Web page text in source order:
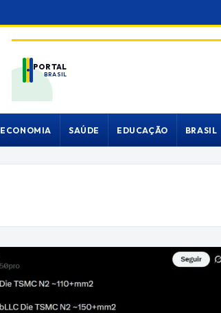
PORTAL
BRASIL
ECONOMIA SAÚDE EDUCAÇÃO BRASIL